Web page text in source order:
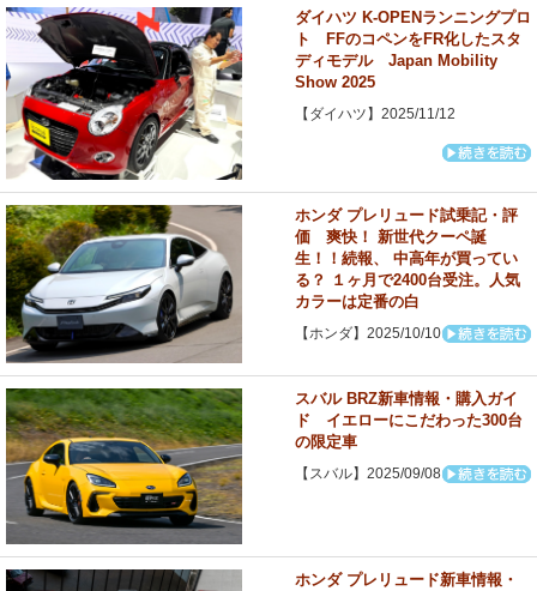
ダイハツ K-OPENランニングプロ
ト FFのコペンをFR化したスタ
ディモデル Japan Mobility
Show 2025
【ダイハツ】2025/11/12
ホンダ プレリュード試乗記・評
価 爽快！ 新世代クーペ誕
生！！続報、 中高年が買ってい
る？ １ヶ月で2400台受注。人気
カラーは定番の白
【ホンダ】2025/10/10
スバル BRZ新車情報・購入ガイ
ド イエローにこだわった300台
の限定車
【スバル】2025/09/08
ホンダ プレリュード新車情報・